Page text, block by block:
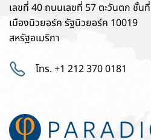
เลขที่ 40 ถนนเลขที่ 57 ตะวันตก ชั้น
เมืองนิวยอร์ค รัฐนิวยอร์ค 10019
สหรัฐอเมริกา
โทร. +1 212 370 0181